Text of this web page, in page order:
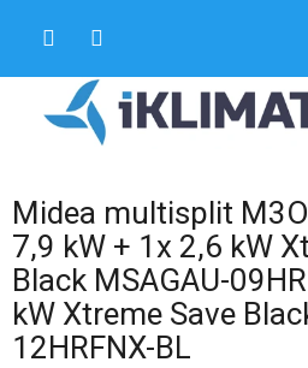
Midea multisplit
7,9 kW + 1x 2,6 kW
Black MSAGAU-
kW Xtreme Save
12HRFNX-BL